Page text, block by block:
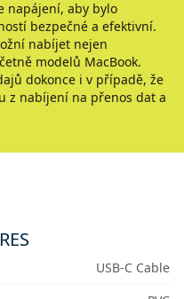
napájení, aby bylo
bezpečné a efektivní.
nabíjet nejen
modelů MacBook.
dokonce i v případě, že
z nabíjení na přenos dat a
USB-C Cable